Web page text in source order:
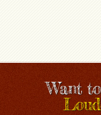
Want to